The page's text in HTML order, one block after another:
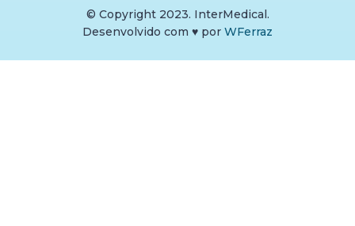
Desenvolvido com ♥ por WFerraz
© Copyright 2023. InterMedical.